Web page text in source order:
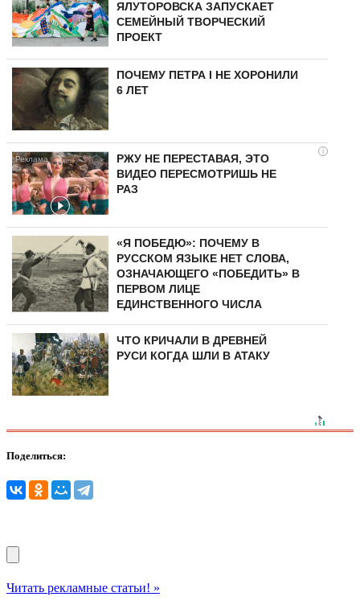
ЯЛУТОРОВСКА ЗАПУСКАЕТ
СЕМЕЙНЫЙ ТВОРЧЕСКИЙ
ПРОЕКТ
ПОЧЕМУ ПЕТРА I НЕ ХОРОНИЛИ
6 ЛЕТ
i
РЖУ НЕ ПЕРЕСТАВАЯ, ЭТО
ВИДЕО ПЕРЕСМОТРИШЬ НЕ
РАЗ
«Я ПОБЕДЮ»: ПОЧЕМУ В
РУССКОМ ЯЗЫКЕ НЕТ СЛОВА,
ОЗНАЧАЮЩЕГО «ПОБЕДИТЬ» В
ПЕРВОМ ЛИЦЕ
ЕДИНСТВЕННОГО ЧИСЛА
ЧТО КРИЧАЛИ В ДРЕВНЕЙ
РУСИ КОГДА ШЛИ В АТАКУ
Поделиться:
Читать рекламные статьи! »